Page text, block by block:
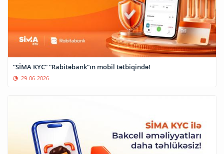
“SİMA KYC” “Rabitəbank”ın mobil tətbiqində!
29-06-2026